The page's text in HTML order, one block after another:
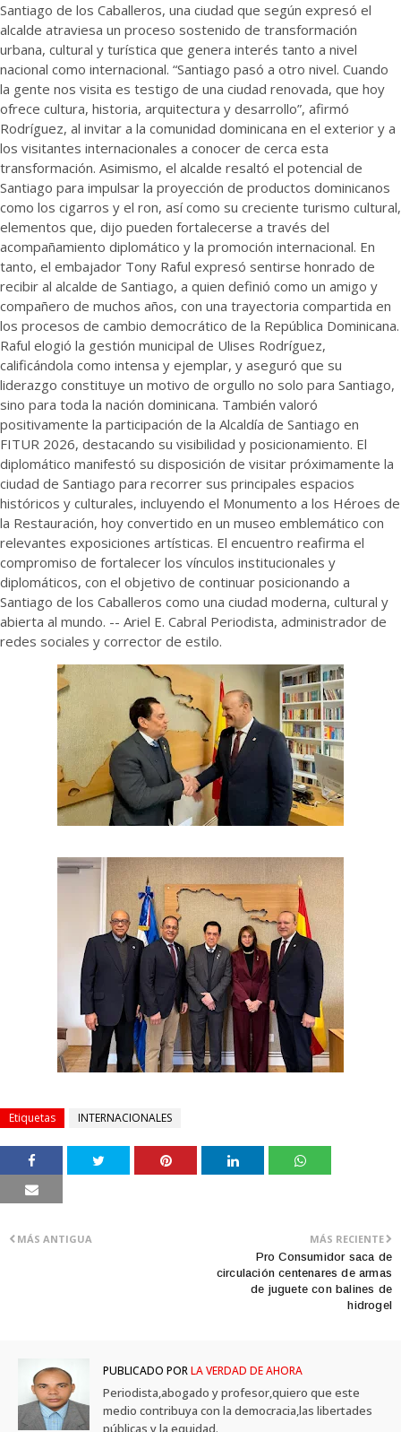
Santiago de los Caballeros, una ciudad que según expresó el
alcalde atraviesa un proceso sostenido de transformación
urbana, cultural y turística que genera interés tanto a nivel
nacional como internacional. “Santiago pasó a otro nivel. Cuando
la gente nos visita es testigo de una ciudad renovada, que hoy
ofrece cultura, historia, arquitectura y desarrollo”, afirmó
Rodríguez, al invitar a la comunidad dominicana en el exterior y a
los visitantes internacionales a conocer de cerca esta
transformación. Asimismo, el alcalde resaltó el potencial de
Santiago para impulsar la proyección de productos dominicanos
como los cigarros y el ron, así como su creciente turismo cultural,
elementos que, dijo pueden fortalecerse a través del
acompañamiento diplomático y la promoción internacional. En
tanto, el embajador Tony Raful expresó sentirse honrado de
recibir al alcalde de Santiago, a quien definió como un amigo y
compañero de muchos años, con una trayectoria compartida en
los procesos de cambio democrático de la República Dominicana.
Raful elogió la gestión municipal de Ulises Rodríguez,
calificándola como intensa y ejemplar, y aseguró que su
liderazgo constituye un motivo de orgullo no solo para Santiago,
sino para toda la nación dominicana. También valoró
positivamente la participación de la Alcaldía de Santiago en
FITUR 2026, destacando su visibilidad y posicionamiento. El
diplomático manifestó su disposición de visitar próximamente la
ciudad de Santiago para recorrer sus principales espacios
históricos y culturales, incluyendo el Monumento a los Héroes de
la Restauración, hoy convertido en un museo emblemático con
relevantes exposiciones artísticas. El encuentro reafirma el
compromiso de fortalecer los vínculos institucionales y
diplomáticos, con el objetivo de continuar posicionando a
Santiago de los Caballeros como una ciudad moderna, cultural y
abierta al mundo. -- Ariel E. Cabral Periodista, administrador de
redes sociales y corrector de estilo.
Etiquetas INTERNACIONALES
MÁS RECIENTE
Pro Consumidor saca de
circulación centenares de armas
de juguete con balines de
hidrogel
MÁS ANTIGUA
PUBLICADO PORLA VERDAD DE AHORA
Periodista,abogado y profesor,quiero que este
medio contribuya con la democracia,las libertades
públicas y la equidad.